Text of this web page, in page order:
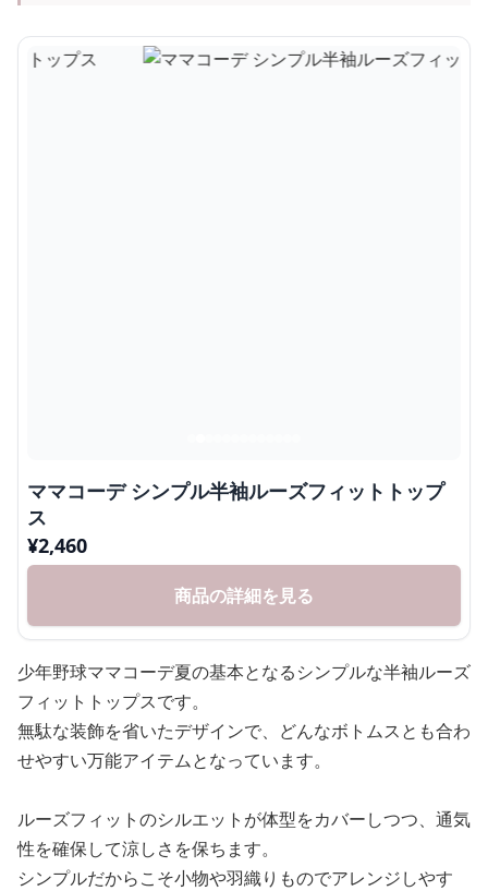
ママコーデ シンプル半袖ルーズフィットトップ
ス
¥2,460
商品の詳細を見る
少年野球ママコーデ夏の基本となるシンプルな半袖ルーズ
フィットトップスです。
無駄な装飾を省いたデザインで、どんなボトムスとも合わ
せやすい万能アイテムとなっています。
ルーズフィットのシルエットが体型をカバーしつつ、通気
性を確保して涼しさを保ちます。
シンプルだからこそ小物や羽織りものでアレンジしやす